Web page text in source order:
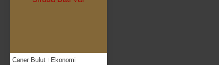
Caner Bulut Ekonomi